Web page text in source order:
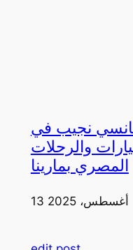
نجيب في
والرحلات
المصري بمارينا
13 أغسطس، 2025